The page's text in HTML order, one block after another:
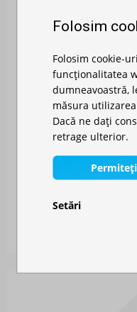
Folosim
Folosim cookie-
funcționalitatea
dumneavoastră,
măsura
Dacă ne dați
retrage ulterior.
Setări